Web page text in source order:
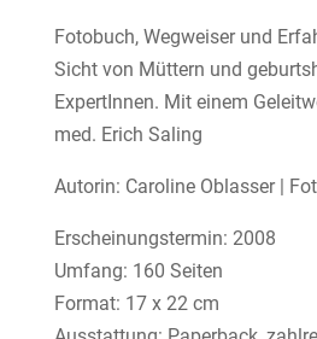
Fotobuch, Wegweiser und
Sicht von Müttern und
ExpertInnen. Mit einem
med. Erich Saling
Autorin: Caroline Oblasser |
Erscheinungstermin: 2008
Umfang: 160 Seiten
Format: 17 x 22 cm